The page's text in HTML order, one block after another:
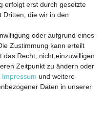
dem Laufenden
verpassen?
zu unserem Newsletter an:
erfolgt erst durch gesetzte
Dritten, die wir in den
oder aufgrund eines
Zustimmung kann erteilt
Recht, nicht einzuwilligen
Zeitpunkt zu ändern oder
Impressum und weitere
Daten in unserer